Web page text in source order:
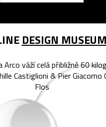
DESIGN MUSEUM
Arco váží celá přibližně 60
Castiglioni & Pier Giacomo
Flos